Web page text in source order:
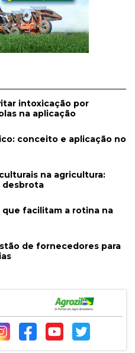
na aplicação
desbrota